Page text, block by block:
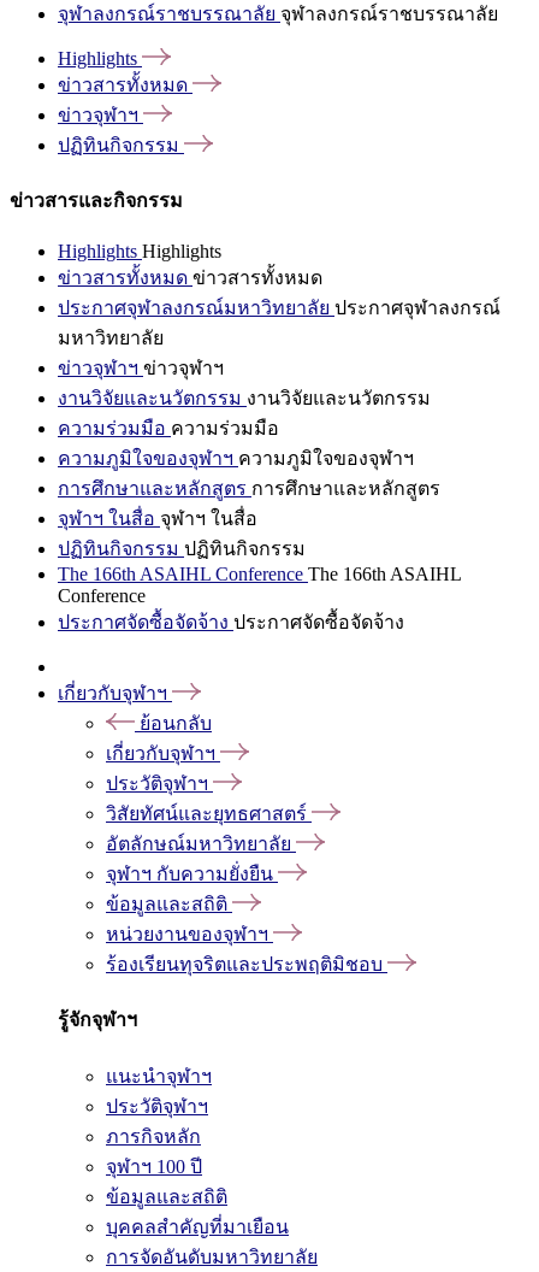
จุฬาลงกรณ์ราชบรรณาลัย จุฬาลงกรณ์ราชบรรณาลัย
Highlights
ข่าวสารทั้งหมด
ข่าวจุฬาฯ
ปฏิทินกิจกรรม
ข่าวสารและกิจกรรม
Highlights Highlights
ข่าวสารทั้งหมด ข่าวสารทั้งหมด
ประกาศจุฬาลงกรณ์มหาวิทยาลัย ประกาศจุฬาลงกรณ์
มหาวิทยาลัย
ข่าวจุฬาฯ ข่าวจุฬาฯ
งานวิจัยและนวัตกรรม งานวิจัยและนวัตกรรม
ความร่วมมือ ความร่วมมือ
ความภูมิใจของจุฬาฯ ความภูมิใจของจุฬาฯ
การศึกษาและหลักสูตร การศึกษาและหลักสูตร
จุฬาฯ ในสื่อ จุฬาฯ ในสื่อ
ปฏิทินกิจกรรม ปฏิทินกิจกรรม
The 166th ASAIHL Conference The 166th ASAIHL
Conference
ประกาศจัดซื้อจัดจ้าง ประกาศจัดซื้อจัดจ้าง
เกี่ยวกับจุฬาฯ
ย้อนกลับ
เกี่ยวกับจุฬาฯ
ประวัติจุฬาฯ
วิสัยทัศน์และยุทธศาสตร์
อัตลักษณ์มหาวิทยาลัย
จุฬาฯ กับความยั่งยืน
ข้อมูลและสถิติ
หน่วยงานของจุฬาฯ
ร้องเรียนทุจริตและประพฤติมิชอบ
รู้จักจุฬาฯ
แนะนำจุฬาฯ
ประวัติจุฬาฯ
ภารกิจหลัก
จุฬาฯ 100 ปี
ข้อมูลและสถิติ
บุคคลสำคัญที่มาเยือน
การจัดอันดับมหาวิทยาลัย